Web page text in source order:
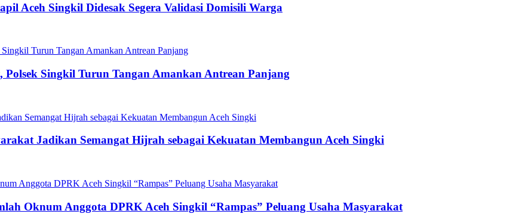
Aceh Singkil Didesak Segera Validasi Domisili Warga
Singkil Turun Tangan Amankan Antrean Panjang
Jadikan Semangat Hijrah sebagai Kekuatan Membangun Aceh Singki
Oknum Anggota DPRK Aceh Singkil “Rampas” Peluang Usaha Masyarakat